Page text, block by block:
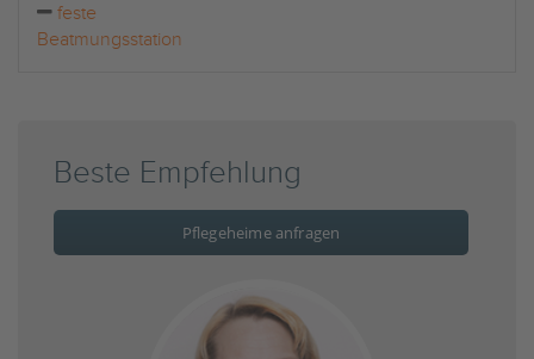
feste
Beatmungsstation
Beste Empfehlung
Pflegeheime anfragen